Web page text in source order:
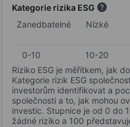
Kategorie rizika ESG
Zanedbatelné
Nízké
0-10 10-20
Riziko ESG je měřítkem, jak
Kategorie rizik ESG
investorům identifikovat a
společnosti a to, jak mohou
investic. Stupnice je od 0 do
žádné riziko a 100